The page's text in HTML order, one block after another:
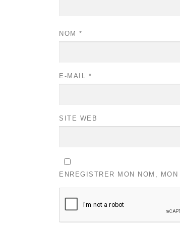
NOM *
E-MAIL *
SITE WEB
ENREGISTRER MON NOM,